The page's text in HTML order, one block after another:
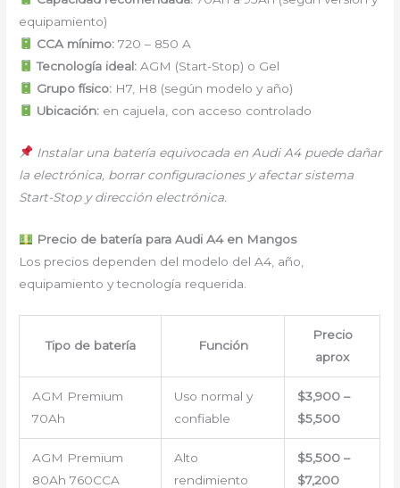
equipamiento)
CCA mínimo:720 – 850 A
Tecnología ideal:AGM (Start-Stop) o Gel
Grupo físico:H7, H8 (según modelo y año)
Ubicación:en cajuela, con acceso controlado
Instalar una batería equivocada en Audi A4 puede dañar
la electrónica, borrar configuraciones y afectar sistema
Start-Stop y dirección electrónica.
Precio de batería para Audi A4 en Mangos
Los precios dependen del modelo del A4, año,
equipamiento y tecnología requerida.
Tipo de batería Función
Precio
aprox
AGM Premium
70Ah
Uso normal y
confiable
$3,900 –
$5,500
AGM Premium
80Ah 760CCA
Alto
rendimiento
$5,500 –
$7,200